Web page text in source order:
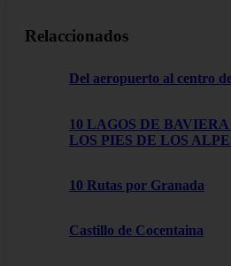
Relaccionados
Del aeropuerto al centro
10 LAGOS DE
LOS PIES DE LOS
10 Rutas por Granada
Castillo de Cocentaina